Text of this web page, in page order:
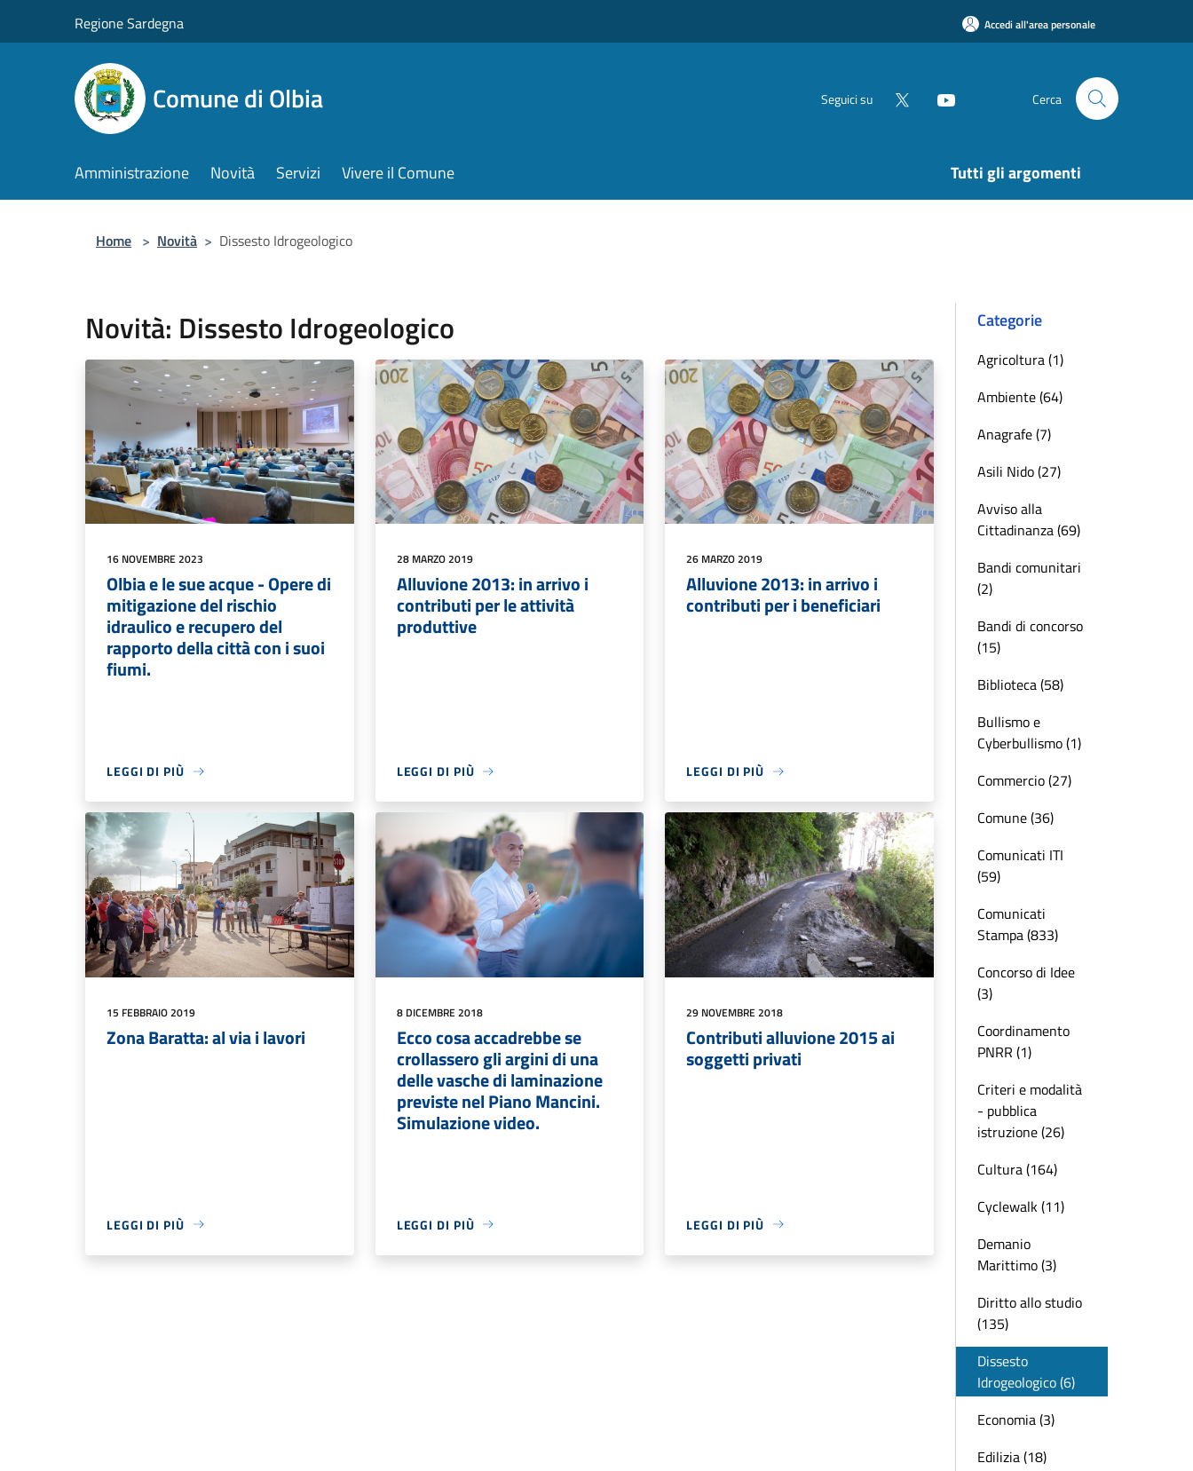
Regione Sardegna Accedi all'area personale
Comune di Olbia Seguici su Cerca
Amministrazione Novità Servizi Vivere il Comune Tutti gli argomenti
Home > Novità > Dissesto Idrogeologico
Novità: Dissesto Idrogeologico
16 NOVEMBRE 2023
Olbia e le sue acque - Opere di
mitigazione del rischio
idraulico e recupero del
rapporto della città con i suoi
fiumi.
LEGGI DI PIÙ
28 MARZO 2019
Alluvione 2013: in arrivo i
contributi per le attività
produttive
LEGGI DI PIÙ
26 MARZO 2019
Alluvione 2013: in arrivo i
contributi per i beneficiari
LEGGI DI PIÙ
15 FEBBRAIO 2019
Zona Baratta: al via i lavori
LEGGI DI PIÙ
8 DICEMBRE 2018
Ecco cosa accadrebbe se
crollassero gli argini di una
delle vasche di laminazione
previste nel Piano Mancini.
Simulazione video.
LEGGI DI PIÙ
29 NOVEMBRE 2018
Contributi alluvione 2015 ai
soggetti privati
LEGGI DI PIÙ
Categorie
Agricoltura (1)
Ambiente (64)
Anagrafe (7)
Asili Nido (27)
Avviso alla
Cittadinanza (69)
Bandi comunitari
(2)
Bandi di concorso
(15)
Biblioteca (58)
Bullismo e
Cyberbullismo (1)
Commercio (27)
Comune (36)
Comunicati ITI
(59)
Comunicati
Stampa (833)
Concorso di Idee
(3)
Coordinamento
PNRR (1)
Criteri e modalità
- pubblica
istruzione (26)
Cultura (164)
Cyclewalk (11)
Demanio
Marittimo (3)
Diritto allo studio
(135)
Dissesto
Idrogeologico (6)
Economia (3)
Edilizia (18)